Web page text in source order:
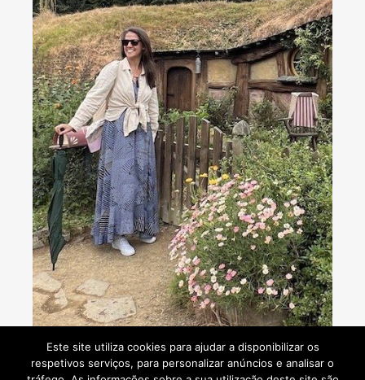
Consultoria de viagens - Agente de Viagens
Este site utiliza cookies para ajudar a disponibilizar os
respetivos serviços, para personalizar anúncios e analisar o